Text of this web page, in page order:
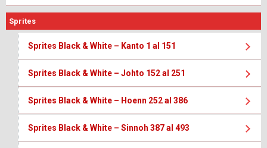
Sprites
Sprites Black & White – Kanto 1 al 151
Sprites Black & White – Johto 152 al 251
Sprites Black & White – Hoenn 252 al 386
Sprites Black & White – Sinnoh 387 al 493